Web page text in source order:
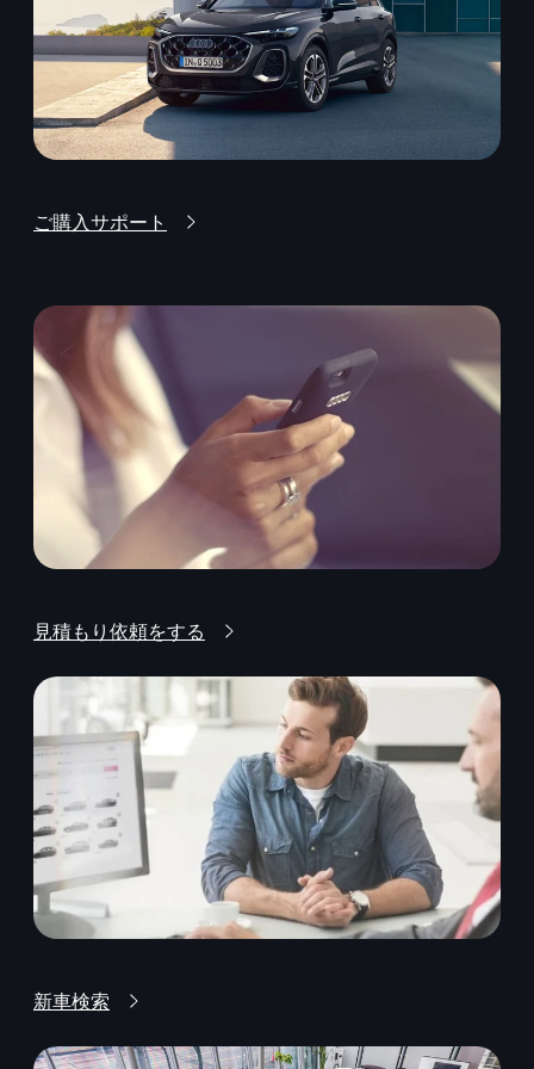
ご購入サポート
見積もり依頼をする
新車検索